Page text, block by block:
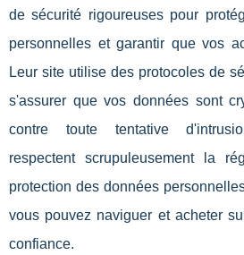
de sécurité rigoureuses pour
personnelles et garantir que vos
Leur site utilise des protocoles de
s'assurer que vos données sont
contre toute tentative
respectent scrupuleusement la
protection des données
vous pouvez naviguer et acheter
confiance.